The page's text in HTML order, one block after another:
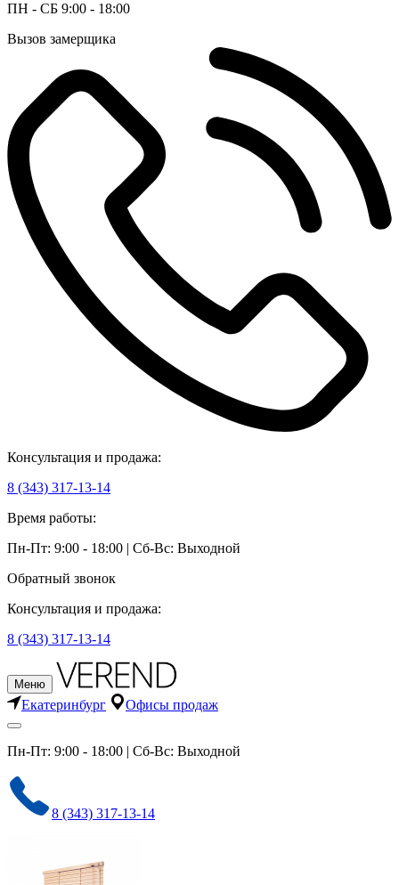
ПН - СБ 9:00 - 18:00
Вызов замерщика
Консультация и продажа:
8 (343) 317-13-14
Время работы:
Пн-Пт: 9:00 - 18:00 | Сб-Вс: Выходной
Обратный звонок
Консультация и продажа:
8 (343) 317-13-14
Меню
Екатеринбург Офисы продаж
Пн-Пт: 9:00 - 18:00 | Сб-Вс: Выходной
8 (343) 317-13-14